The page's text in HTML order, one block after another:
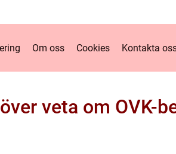
Om oss Cookies Kontakta
veta om OVK-